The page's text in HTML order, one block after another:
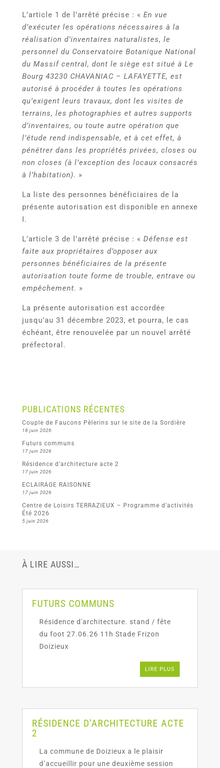
L’article 1 de l’arrêté précise : « En vue
d’exécuter les opérations nécessaires à la
réalisation d’inventaires naturalistes, le
personnel du Conservatoire Botanique National
du Massif central, dont le siège est situé à Le
Bourg 43230 CHAVANIAC – LAFAYETTE, est
autorisé à procéder à toutes les opérations
qu’exigent leurs travaux, dont les visites de
terrains, les photographies et autres supports
d’inventaires, ou toute autre opération que
l’étude rend indispensable, et à cet effet, à
pénétrer dans les propriétés privées, closes ou
non closes (à l’exception des locaux consacrés
à l’habitation). »
La liste des personnes bénéficiaires de la
présente autorisation est disponible en annexe
I.
L’article 3 de l’arrêté précise : « Défense est
faite aux propriétaires d’opposer aux
personnes bénéficiaires de la présente
autorisation toute forme de trouble, entrave ou
empêchement. »
La présente autorisation est accordée
jusqu’au 31 décembre 2023, et pourra, le cas
échéant, être renouvelée par un nouvel arrêté
préfectoral.
PUBLICATIONS RÉCENTES
Couple de Faucons Pèlerins sur le site de la Sordière
18 juin 2026
Futurs communs
17 juin 2026
Résidence d’architecture acte 2
17 juin 2026
ECLAIRAGE RAISONNE
17 juin 2026
Centre de Loisirs TERRAZIEUX – Programme d’activités
Été 2026
5 juin 2026
À LIRE AUSSI…
FUTURS COMMUNS
Résidence d'architecture. stand / fête
du foot 27.06.26 11h Stade Frizon
Doizieux
LIRE PLUS
RÉSIDENCE D’ARCHITECTURE ACTE
2
La commune de Doizieux a le plaisir
d’accueillir pour une deuxième session